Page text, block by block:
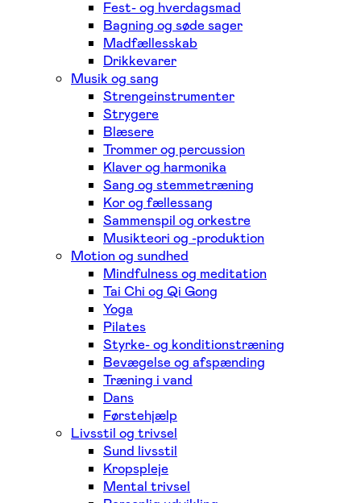
Fest- og hverdagsmad
Bagning og søde sager
Madfællesskab
Drikkevarer
Musik og sang
Strengeinstrumenter
Strygere
Blæsere
Trommer og percussion
Klaver og harmonika
Sang og stemmetræning
Kor og fællessang
Sammenspil og orkestre
Musikteori og -produktion
Motion og sundhed
Mindfulness og meditation
Tai Chi og Qi Gong
Yoga
Pilates
Styrke- og konditionstræning
Bevægelse og afspænding
Træning i vand
Dans
Førstehjælp
Livsstil og trivsel
Sund livsstil
Kropspleje
Mental trivsel